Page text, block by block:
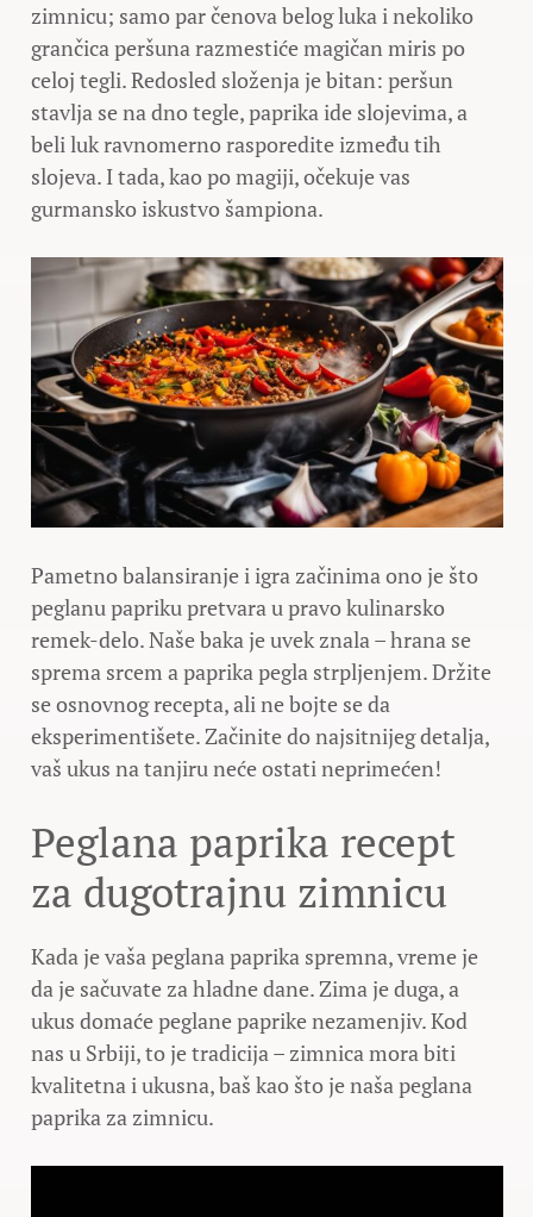
zimnicu; samo par čenova belog luka i nekoliko
grančica peršuna razmestiće magičan miris po
celoj tegli. Redosled složenja je bitan: peršun
stavlja se na dno tegle, paprika ide slojevima, a
beli luk ravnomerno rasporedite između tih
slojeva. I tada, kao po magiji, očekuje vas
gurmansko iskustvo šampiona.
Pametno balansiranje i igra začinima ono je što
peglanu papriku pretvara u pravo kulinarsko
remek-delo. Naše baka je uvek znala – hrana se
sprema srcem a paprika pegla strpljenjem. Držite
se osnovnog recepta, ali ne bojte se da
eksperimentišete. Začinite do najsitnijeg detalja,
vaš ukus na tanjiru neće ostati neprimećen!
Peglana paprika recept
za dugotrajnu zimnicu
Kada je vaša peglana paprika spremna, vreme je
da je sačuvate za hladne dane. Zima je duga, a
ukus domaće peglane paprike nezamenjiv. Kod
nas u Srbiji, to je tradicija – zimnica mora biti
kvalitetna i ukusna, baš kao što je naša peglana
paprika za zimnicu.